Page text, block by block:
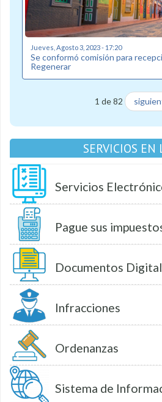
Jueves, Agosto 3, 2023 - 17:20
Se conformó comisión para
Regenerar
1 de 82
SERVICIOS EN
Servicios
Pague sus
Documentos
Infracciones
Ordenanzas
Sistema de